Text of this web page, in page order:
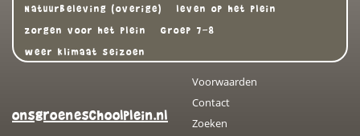
Natuurbeleving (overige)
leven op het plein
zorgen voor het plein
Groep 7-8
weer klimaat seizoen
onsgroeneschoolplein.nl
Voorwaarden
Contact
Zoeken